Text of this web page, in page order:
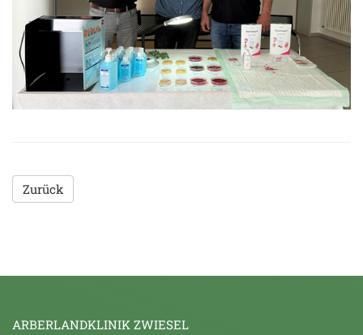
Zurück
ARBERLANDKLINIK ZWIESEL